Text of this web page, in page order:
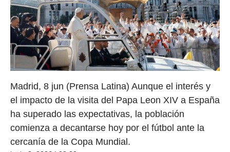
Madrid, 8 jun (Prensa Latina) Aunque el interés y
el impacto de la visita del Papa Leon XIV a España
ha superado las expectativas, la población
comienza a decantarse hoy por el fútbol ante la
cercanía de la Copa Mundial.